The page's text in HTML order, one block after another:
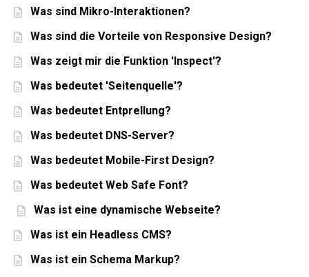
Was sind Mikro-Interaktionen?
Was sind die Vorteile von Responsive Design?
Was zeigt mir die Funktion 'Inspect'?
Was bedeutet 'Seitenquelle'?
Was bedeutet Entprellung?
Was bedeutet DNS-Server?
Was bedeutet Mobile-First Design?
Was bedeutet Web Safe Font?
Was ist eine dynamische Webseite?
Was ist ein Headless CMS?
Was ist ein Schema Markup?